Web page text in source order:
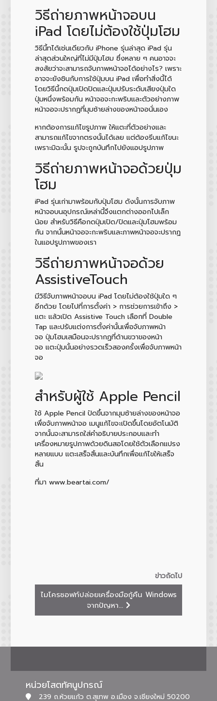
วิธีถ่ายภาพหน้าจอบน
iPad โดยไม่ต้องใช้ปุ่มโฮม
วิธีนี้ทได้เช่นเดียวกับ iPhone รุ่นล่าสุด iPad รุ่น
ล่าสุดส่วนใหญ่ที่ไม่มีปุ่มโฮม ซึ่งหลาย ๆ คนอาจจะ
สงสัยว่าจะสามารถจับภาพหน้าจอได้อย่างไร? เพราะ
อาจจะยังชินกับการใช้ปุ่มบน iPad เพื่อทำสิ่งนี้ได้
โดยวิธีนี้กดปุ่มเปิดปิดและปุ่มปรับระดับเสียงปุ่มใด
ปุ่มหนึ่งพร้อมกัน หน้าจอจะกะพริบและตัวอย่างภาพ
หน้าจอจะปรากฏที่มุมซ้ายล่างของหน้าจอนั่นเอง
หากต้องการแก้ไขรูปภาพ ให้แตะที่ตัวอย่างและ
สามารถแก้ไขจากตรงนั้นได้เลย แต่ต้องรีบแก้ไขนะ
เพราะมิฉะนั้น รูปจะถูกบันทึกไปยังแอปรูปภาพ
วิธีถ่ายภาพหน้าจอด้วยปุ่ม
โฮม
iPad รุ่นเก่ามาพร้อมกับปุ่มโฮม ดังนั้นการจับภาพ
หน้าจอบนอุปกรณ์เหล่านี้จึงแตกต่างออกไปเล็ก
น้อย สำหรับวิธีคือกดปุ่มเปิด/ปิดและปุ่มโฮมพร้อม
กัน จากนั้นหน้าจอจะกะพริบและภาพหน้าจอจะปรากฏ
ในแอปรูปภาพของเรา
วิธีถ่ายภาพหน้าจอด้วย
AssistiveTouch
มีวิธีจับภาพหน้าจอบน iPad โดยไม่ต้องใช้ปุ่มใด ๆ
อีกด้วย โดยไปที่การตั้งค่า > การช่วยการเข้าถึง >
แตะ แล้วเปิด Assistive Touch เลือกที่ Double
Tap และปรับแต่งการตั้งค่านั้นเพื่อจับภาพหน้า
จอ ปุ่มโฮมเสมือนจะปรากฏที่ด้านขวาของหน้า
จอ แตะปุ่มนั้นอย่างรวดเร็วสองครั้งเพื่อจับภาพหน้า
จอ
สำหรับผู้ใช้ Apple Pencil
ใช้ Apple Pencil ปัดขึ้นจากมุมซ้ายล่างของหน้าจอ
เพื่อจับภาพหน้าจอ เมนูแก้ไขจะเปิดขึ้นโดยอัตโนมัติ
จากนั้นจะสามารถใส่คำอธิบายประกอบและทำ
เครื่องหมายรูปภาพด้วยดินสอโดยใช้ตัวเลือกแปรง
หลายแบบ แตะเสร็จสิ้นและบันทึกเพื่อแก้ไขให้เสร็จ
สิ้น
ที่มา www.beartai.com/
ข่าวถัดไป
ไมโครซอฟท์ปล่อยเครื่องมือกู้คืน Windows
จากปัญหา...
หน่วยโสตทัศนูปกรณ์
239 ถ.ห้วยแก้ว ต.สุเทพ อ.เมือง จ.เชียงใหม่ 50200